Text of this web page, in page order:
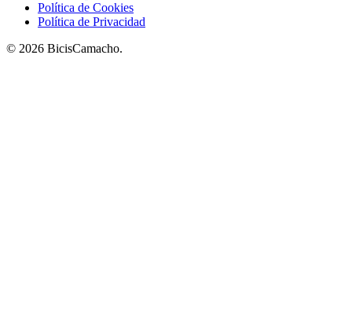
Política de Cookies
Política de Privacidad
© 2026 BicisCamacho.